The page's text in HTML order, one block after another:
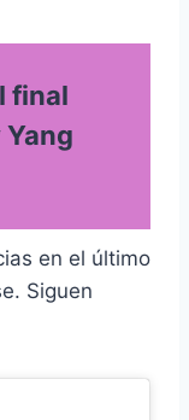
final
Yang
en el último
Siguen